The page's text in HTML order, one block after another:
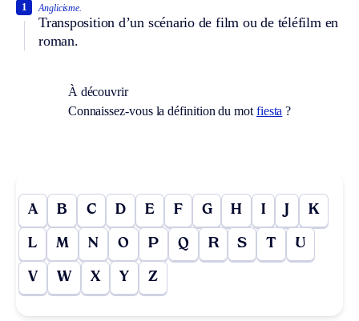
Anglicisme.
Transposition d’un scénario de film ou de téléfilm en
roman.
1
À découvrir
Connaissez-vous la définition du mot fiesta ?
A B C D E F G H I J K
L M N O P Q R S T U
V W X Y Z